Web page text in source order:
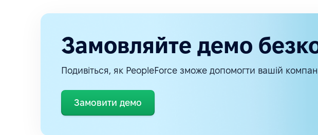
Замовляйте демо
Подивіться, як PeopleForce зможе допомогти вашій
Замовити демо